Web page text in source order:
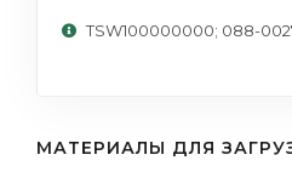
TSW100000000; 088-
МАТЕРИАЛЫ ДЛЯ